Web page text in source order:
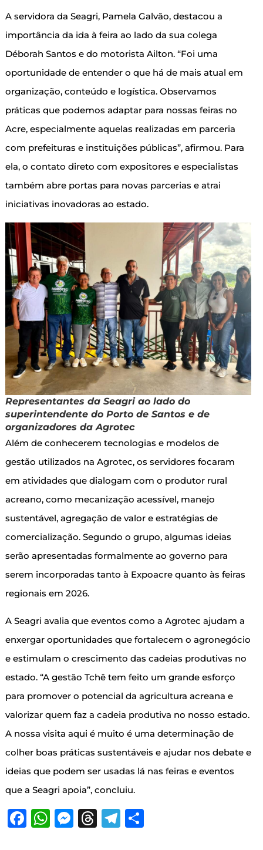
A servidora da Seagri, Pamela Galvão, destacou a
importância da ida à feira ao lado da sua colega
Déborah Santos e do motorista Ailton. “Foi uma
oportunidade de entender o que há de mais atual em
organização, conteúdo e logística. Observamos
práticas que podemos adaptar para nossas feiras no
Acre, especialmente aquelas realizadas em parceria
com prefeituras e instituições públicas”, afirmou. Para
ela, o contato direto com expositores e especialistas
também abre portas para novas parcerias e atrai
iniciativas inovadoras ao estado.
Representantes da Seagri ao lado do
superintendente do Porto de Santos e de
organizadores da Agrotec
Além de conhecerem tecnologias e modelos de
gestão utilizados na Agrotec, os servidores focaram
em atividades que dialogam com o produtor rural
acreano, como mecanização acessível, manejo
sustentável, agregação de valor e estratégias de
comercialização. Segundo o grupo, algumas ideias
serão apresentadas formalmente ao governo para
serem incorporadas tanto à Expoacre quanto às feiras
regionais em 2026.
A Seagri avalia que eventos como a Agrotec ajudam a
enxergar oportunidades que fortalecem o agronegócio
e estimulam o crescimento das cadeias produtivas no
estado. “A gestão Tchê tem feito um grande esforço
para promover o potencial da agricultura acreana e
valorizar quem faz a cadeia produtiva no nosso estado.
A nossa visita aqui é muito é uma determinação de
colher boas práticas sustentáveis e ajudar nos debate e
ideias que podem ser usadas lá nas feiras e eventos
que a Seagri apoia”, concluiu.
Facebook
WhatsApp
Messenger
Threads
Telegram